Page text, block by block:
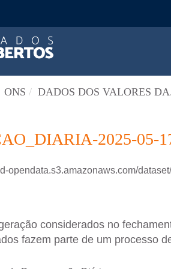
ONS DADOS DOS VALORES
2025-05-
opendata.s3.amazonaws.com/
considerados no
fazem parte de um processo